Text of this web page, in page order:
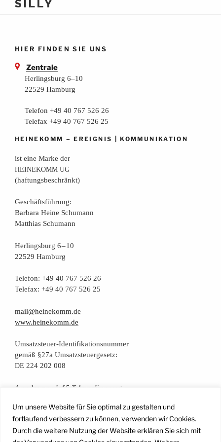
Um unsere Website für Sie optimal zu gestalten und
fortlaufend verbessern zu können, verwenden wir Cookies.
Durch die weitere Nutzung der Website erklären Sie sich mit
SILLY
HIER FINDEN SIE UNS
Zentrale
Herlingsburg 6–10
22529 Hamburg
Telefon +49 40 767 526 26
Telefax +49 40 767 526 25
HEINEKOMM –EREIGNIS |KOMMUNIKATION
ist eine Mar­ke der
HEINEKOMM UG
(haf­tungs­be­schränkt)
Geschäfts­füh­rung:
Bar­ba­ra Hei­ne Schumann
Mat­thi­as Schumann
Her­lings­burg 6 – 10
22529 Hamburg
Tele­fon: +49 40 767 526 26
Tele­fax: +49 40 767 526 25
mail@heinekomm.de
www.heinekomm.de
Umsatz­steu­er-Iden­ti­fi­ka­ti­ons­num­mer
gemäß §27a Umsatzsteuergesetz:
DE 224 202 008
Anga­ben nach §5 Telemediengesetz
Daten­schutz­er­klä­rung